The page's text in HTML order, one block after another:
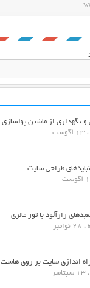
و نگهداری از ماشین پولسازی
نبایدهای طراحی سایت
رازآلود با تور مالزی
اندازی سایت بر روی هاست